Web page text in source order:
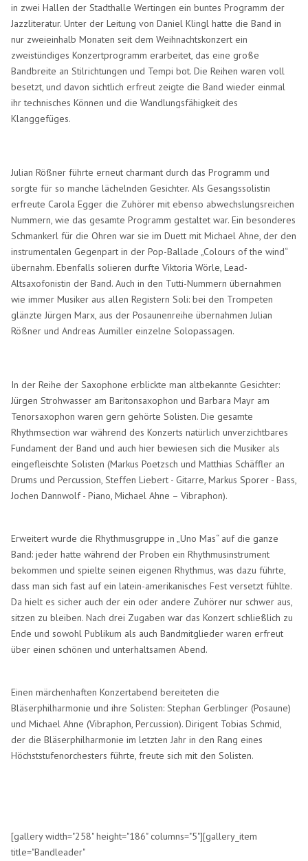
in zwei Hallen der Stadthalle Wertingen ein buntes Programm der
Jazzliteratur. Unter der Leitung von Daniel Klingl hatte die Band in
nur zweieinhalb Monaten seit dem Weihnachtskonzert ein
zweistündiges Konzertprogramm erarbeitet, das eine große
Bandbreite an Stilrichtungen und Tempi bot. Die Reihen waren voll
besetzt, und davon sichtlich erfreut zeigte die Band wieder einmal
ihr technisches Können und die Wandlungsfähigkeit des
Klanggefüges.
Julian Rößner führte erneut charmant durch das Programm und
sorgte für so manche lächelnden Gesichter. Als Gesangssolistin
erfreute Carola Egger die Zuhörer mit ebenso abwechslungsreichen
Nummern, wie das gesamte Programm gestaltet war. Ein besonderes
Schmankerl für die Ohren war sie im Duett mit Michael Ahne, der den
instrumentalen Gegenpart in der Pop-Ballade „Colours of the wind“
übernahm. Ebenfalls solieren durfte Viktoria Wörle, Lead-
Altsaxofonistin der Band. Auch in den Tutti-Nummern übernahmen
wie immer Musiker aus allen Registern Soli: bei den Trompeten
glänzte Jürgen Marx, aus der Posaunenreihe übernahmen Julian
Rößner und Andreas Aumiller einzelne Solopassagen.
In der Reihe der Saxophone erblickte man altbekannte Gesichter:
Jürgen Strohwasser am Baritonsaxophon und Barbara Mayr am
Tenorsaxophon waren gern gehörte Solisten. Die gesamte
Rhythmsection war während des Konzerts natürlich unverzichtbares
Fundament der Band und auch hier bewiesen sich die Musiker als
eingefleischte Solisten (Markus Poetzsch und Matthias Schäffler an
Drums und Percussion, Steffen Liebert - Gitarre, Markus Sporer - Bass,
Jochen Dannwolf - Piano, Michael Ahne – Vibraphon).
Erweitert wurde die Rhythmusgruppe in „Uno Mas“ auf die ganze
Band: jeder hatte während der Proben ein Rhythmusinstrument
bekommen und spielte seinen eigenen Rhythmus, was dazu führte,
dass man sich fast auf ein latein-amerikanisches Fest versetzt fühlte.
Da hielt es sicher auch der ein oder andere Zuhörer nur schwer aus,
sitzen zu bleiben. Nach drei Zugaben war das Konzert schließlich zu
Ende und sowohl Publikum als auch Bandmitglieder waren erfreut
über einen schönen und unterhaltsamen Abend.
Einen märchenhaften Konzertabend bereiteten die
Bläserphilharmonie und ihre Solisten: Stephan Gerblinger (Posaune)
und Michael Ahne (Vibraphon, Percussion). Dirigent Tobias Schmid,
der die Bläserphilharmonie im letzten Jahr in den Rang eines
Höchststufenorchesters führte, freute sich mit den Solisten.
[gallery width="258" height="186" columns="5"][gallery_item
title="Bandleader"